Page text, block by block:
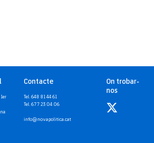
Contacte
Tel. 648 81 44 61
Tel. 677 23 04 06
info@novapolitica.cat
On trobar-
nos